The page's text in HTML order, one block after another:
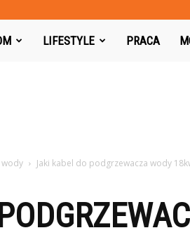
LIFESTYLE PRACA
wody Jaki kabel do podgrzewacza wody